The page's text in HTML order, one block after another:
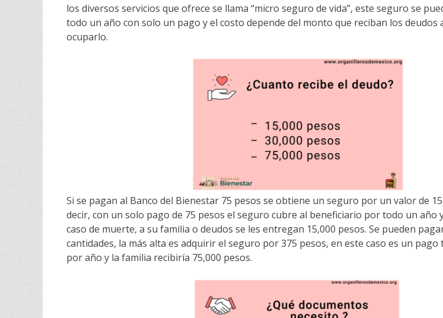
los diversos servicios que ofrece se llama “micro seguro de vida”, este seguro se
todo un año con solo un pago y el costo depende del monto que reciban los deudos
ocuparlo.
Si se pagan al Banco del Bienestar 75 pesos se obtiene un seguro por un valor de
decir, con un solo pago de 75 pesos el seguro cubre al beneficiario por todo un año
caso de muerte, a su familia o deudos se les entregan 15,000 pesos. Se pueden
cantidades, la más alta es adquirir el seguro por 375 pesos, en este caso es un pago
por año y la familia recibiría 75,000 pesos.